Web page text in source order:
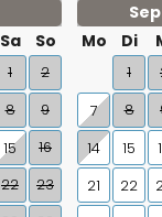
Sa So
1
2
8
9
15
16
22
23
Mo
Di
1
7 8
14 15
21
22